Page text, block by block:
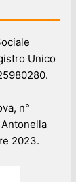
Unico
n°
2023.